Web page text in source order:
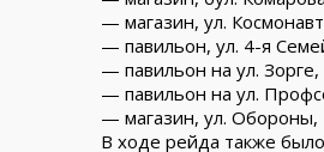
— магазин, ул.
— павильон, ул. 4-я
— павильон на ул. Зорге,
— павильон на ул.
— магазин, ул. Обороны,
В ходе рейда также